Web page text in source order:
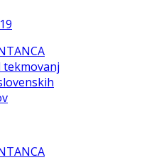
tekmovanj